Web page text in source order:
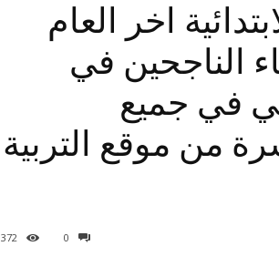
اخر العام
الناجحين في
في جميع
من موقع التربية
0
372